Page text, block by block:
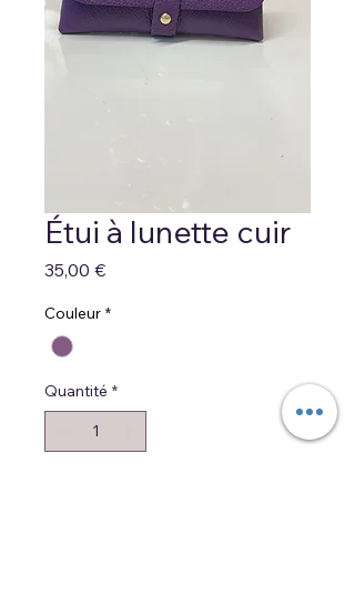
Étui à lunette cuir
35,00 €Prix
Couleur *
Quantité *